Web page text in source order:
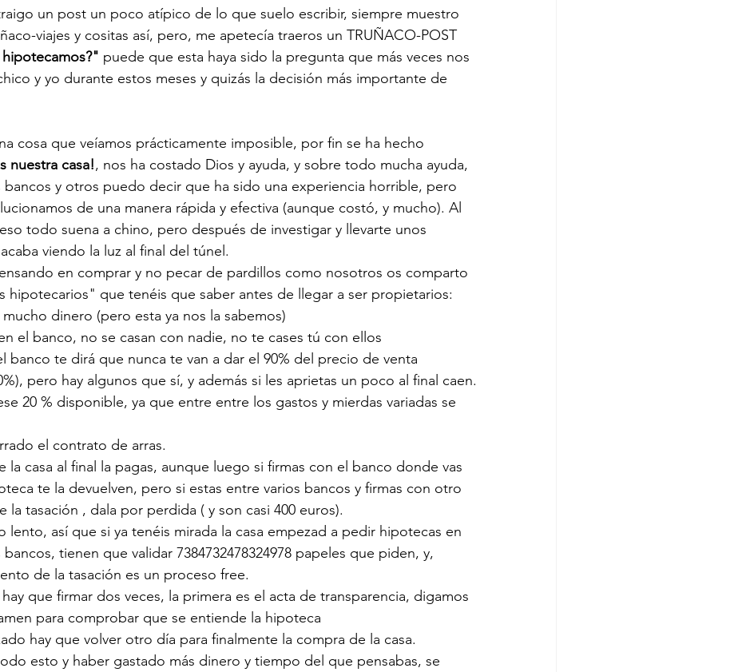
un post un poco atípico de lo que suelo escribir, siempre muestro
viajes y cositas así, pero, me apetecía traeros un TRUÑACO-POST
puede que esta haya sido la pregunta que más veces nos
y yo durante estos meses y quizás la decisión más importante de
cosa que veíamos prácticamente imposible, por fin se ha hecho
nuestra casa!, nos ha costado Dios y ayuda, y sobre todo mucha ayuda,
bancos y otros puedo decir que ha sido una experiencia horrible, pero
de una manera rápida y efectiva (aunque costó, y mucho). Al
todo suena a chino, pero después de investigar y llevarte unos
viendo la luz al final del túnel.
en comprar y no pecar de pardillos como nosotros os comparto
hipotecarios" que tenéis que saber antes de llegar a ser propietarios:
dinero (pero esta ya nos la sabemos)
el banco, no se casan con nadie, no te cases tú con ellos
banco te dirá que nunca te van a dar el 90% del precio de venta
pero hay algunos que sí, y además si les aprietas un poco al final caen.
20 % disponible, ya que entre entre los gastos y mierdas variadas se
el contrato de arras.
la casa al final la pagas, aunque luego si firmas con el banco donde vas
te la devuelven, pero si estas entre varios bancos y firmas con otro
la tasación , dala por perdida ( y son casi 400 euros).
lento, así que si ya tenéis mirada la casa empezad a pedir hipotecas en
tienen que validar 7384732478324978 papeles que piden, y,
de la tasación es un proceso free.
que firmar dos veces, la primera es el acta de transparencia, digamos
para comprobar que se entiende la hipoteca
hay que volver otro día para finalmente la compra de la casa.
esto y haber gastado más dinero y tiempo del que pensabas, se